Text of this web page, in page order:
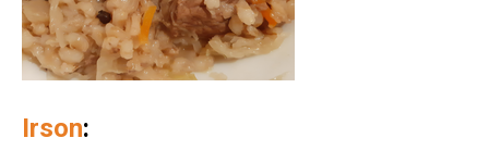
Irson: